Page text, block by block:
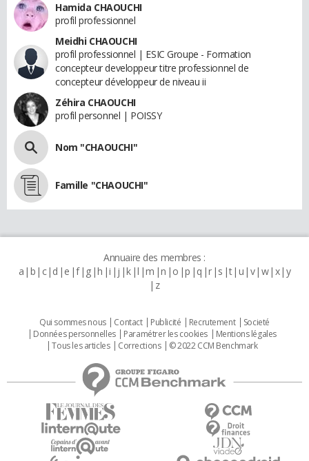
Hamida CHAOUCHI
profil professionnel
Meidhi CHAOUCHI
profil professionnel | ESIC Groupe - Formation
concepteur developpeur titre professionnel de
concepteur développeur de niveau ii
Zéhira CHAOUCHI
profil personnel | POISSY
Nom "CHAOUCHI"
Famille "CHAOUCHI"
Annuaire des membres :
a b c d e f g h i j k l m n o p q r s t u v w x y
z
Qui sommes nous Contact Publicité Recrutement
Societé
Données personnelles
Paramétrer les cookies
Mentions légales
Tous les articles
Corrections © 2022 CCM Benchmark